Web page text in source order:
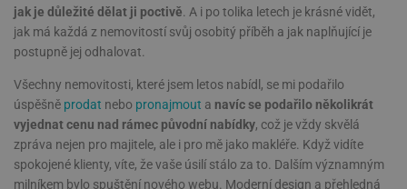
jak je důležité dělat ji poctivě. A i po tolika letech je krásné vidět,
jak má každá z nemovitostí svůj osobitý příběh a jak naplňující je
postupně jej odhalovat.
Všechny nemovitosti, které jsem letos nabídl, se mi podařilo
úspěšně prodat nebo pronajmout a navíc se podařilo několikrát
vyjednat cenu nad rámec původní nabídky, což je vždy skvělá
zpráva nejen pro majitele, ale i pro mě jako makléře. Když vidíte
spokojené klienty, víte, že vaše úsilí stálo za to. Dalším významným
milníkem bylo spuštění nového webu. Moderní design a přehledná